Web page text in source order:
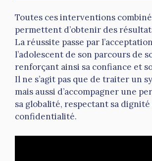
Toutes ces interventions
permettent d’obtenir des
La réussite passe par
l’adolescent de son parcours de
renforçant ainsi sa confiance et
Il ne s’agit pas que de traiter un
mais aussi d’accompagner une
sa globalité, respectant sa
confidentialité.